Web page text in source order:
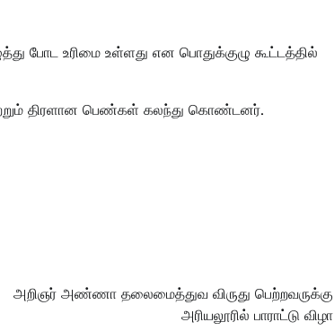
போட உரிமை உள்ளது என பொதுக்குழு கூட்டத்தில்
திரளான பெண்கள் கலந்து கொண்டனர்.
அறிஞர் அண்ணா தலைமைத்துவ விருது பெற்றவருக்கு
அரியலூரில் பாராட்டு விழா